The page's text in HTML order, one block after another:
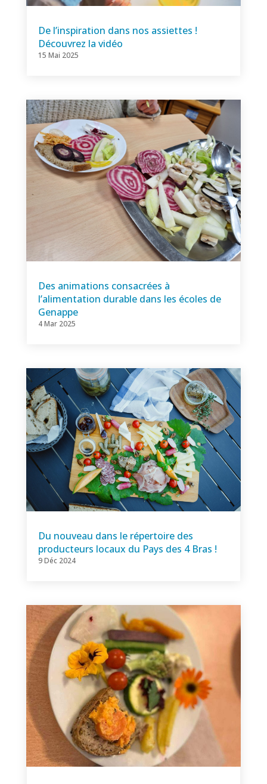
De l’inspiration dans nos assiettes !
Découvrez la vidéo
15 Mai 2025
Des animations consacrées à
l’alimentation durable dans les écoles de
Genappe
4 Mar 2025
Du nouveau dans le répertoire des
producteurs locaux du Pays des 4 Bras !
9 Déc 2024